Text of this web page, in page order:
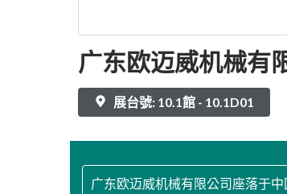
广东欧迈威机械有
展台號: 10.1館 - 10.1D01
广东欧迈威机械有限公司座落于